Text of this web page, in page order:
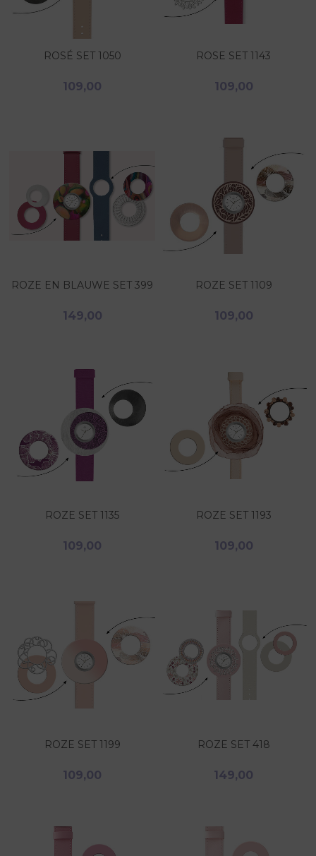
ROSÉ SET 1050
109,00
ROSE SET 1143
109,00
ROZE EN BLAUWE SET 399
149,00
ROZE SET 1109
109,00
ROZE SET 1135
109,00
ROZE SET 1193
109,00
ROZE SET 1199
109,00
ROZE SET 418
149,00